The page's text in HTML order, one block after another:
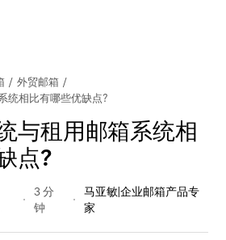
/ 外贸邮箱 /
统相比有哪些优缺点?
与租用邮箱系统相
点?
3 分
钟
马亚敏|企业邮箱产品专
家